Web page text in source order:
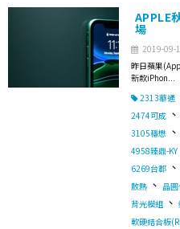
APPLE
場
2019-09-
昨日蘋果
新款iPhon...
2313華通
2474可成 、
3105穩懋 、
4958臻鼎-KY
6269台郡 、
散熱 、 晶
背光模組 、
軟硬結合板